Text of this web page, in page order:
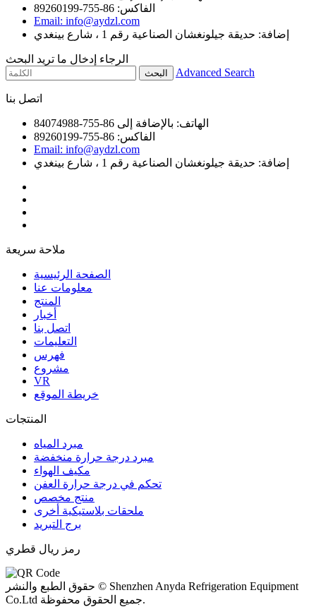
الفاكس: 86-755-89260199
Email: info@aydzl.com
إضافة: حديقة جيلونغشان الصناعية رقم 1 ، شارع بينغدي
الرجاء إدخال ما تريد البحث
Advanced Search
اتصل بنا
الهاتف: بالإضافة إلى 86-755-84074988
الفاكس: 86-755-89260199
Email: info@aydzl.com
إضافة: حديقة جيلونغشان الصناعية رقم 1 ، شارع بينغدي
ملاحة سريعة
الصفحة الرئيسية
معلومات عنا
المنتج
أخبار
اتصل بنا
التعليمات
فهرس
مشروع
VR
خريطة الموقع
المنتجات
مبرد المياه
مبرد درجة حرارة منخفضة
مكيف الهواء
تحكم في درجة حرارة العفن
منتج مخصص
ملحقات بلاستيكية أخرى
برج التبريد
رمز ريال قطري
حقوق الطبع والنشر © Shenzhen Anyda Refrigeration Equipment
Co.Ltd جميع الحقوق محفوظة.